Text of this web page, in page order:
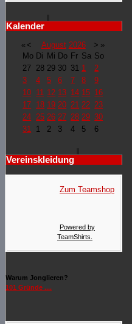
Kalender
« < August 2026 > »
Mo Di Mi Do Fr Sa So
27 28 29 30 31 1
2
3
4 5 6 7 8
9
10 11 12 13 14 15 16
17 18 19 20 21 22 23
24 25 26 27 28 29 30
31 1 2 3 4 5 6
Vereinskleidung
Zum Teamshop
Powered by
TeamShirts.
Warum Jonglieren?
101 Gründe ....